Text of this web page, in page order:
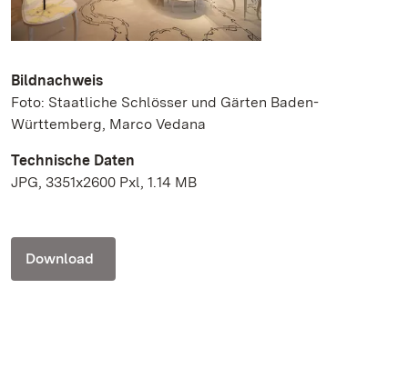
Bildnachweis
Foto: Staatliche Schlösser und Gärten Baden-
Württemberg, Marco Vedana
Technische Daten
JPG, 3351x2600 Pxl, 1.14 MB
Download